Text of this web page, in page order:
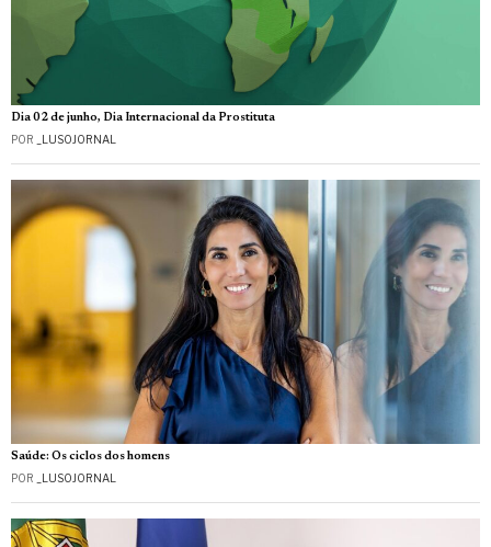
Dia 02 de junho, Dia Internacional da Prostituta
POR _LUSOJORNAL
Saúde: Os ciclos dos homens
POR _LUSOJORNAL